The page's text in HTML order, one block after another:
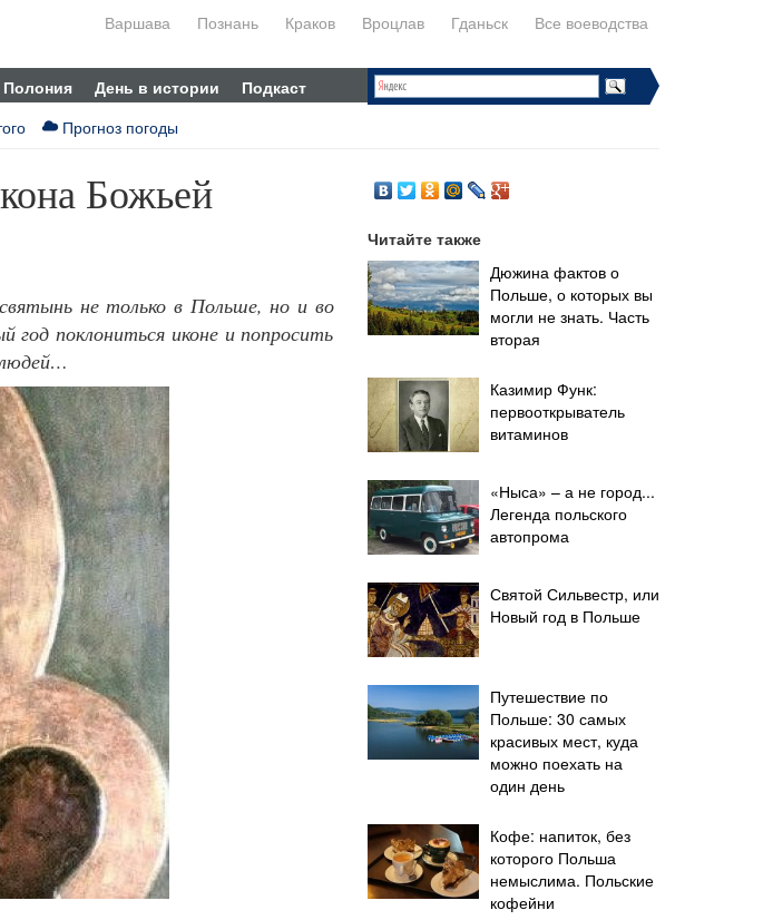
Варшава Познань Краков Вроцлав Гданьск Все воеводства
Полония День в истории
Подкаст
Прогноз погоды
Божьей
не только в Польше, но и во
поклониться иконе и попросить
Читайте также
Дюжина фактов о
Польше, о которых вы
могли не знать. Часть
вторая
Казимир Функ:
первооткрыватель
витаминов
«Ныса» – а не город...
Легенда польского
автопрома
Святой Сильвестр, или
Новый год в Польше
Путешествие по
Польше: 30 самых
красивых мест, куда
можно поехать на
один день
Кофе: напиток, без
которого Польша
немыслима. Польские
кофейни